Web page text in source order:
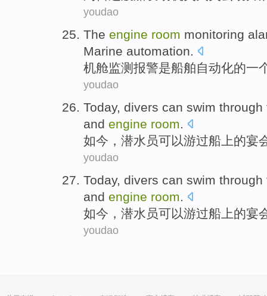
youdao
The engine room monitoring
Marine automation.
机舱监测 报警是船舶自动化的一
youdao
Today, divers can swim through
and engine room.
如今 ， 潜水员可以游过船上的宴
youdao
Today, divers can swim through
and engine room.
如今 ， 潜水员可以游过船上的宴
youdao